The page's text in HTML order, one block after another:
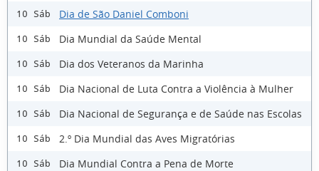
10 Sáb Dia de São Daniel Comboni
10 Sáb Dia Mundial da Saúde Mental
10 Sáb Dia dos Veteranos da Marinha
10 Sáb Dia Nacional de Luta Contra a Violência à Mulher
10 Sáb Dia Nacional de Segurança e de Saúde nas Escolas
10 Sáb 2.º Dia Mundial das Aves Migratórias
10 Sáb Dia Mundial Contra a Pena de Morte